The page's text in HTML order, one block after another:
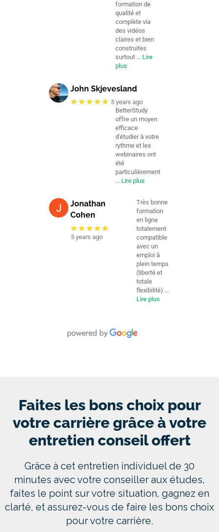
formation de
qualité et
complète via
des vidéos
claires et bien
construites
surtout … Lire
plus
John Skjevesland
★★★★★ 5 years ago
BetterStudy
offre un moyen
efficace
d'étudier à votre
rythme et les
webinaires ont
été
particulièrement
… Lire plus
Jonathan
Cohen
★★★★★
5 years ago
Très bonne
formation
en ligne
totalement
compatible
avec un
emploi à
plein temps
(liberté et
totale
flexibilité) …
Lire plus
Faites les bons choix pour
votre carrière grâce à votre
entretien conseil offert
Grâce à cet entretien individuel de 30
minutes avec votre conseiller aux études,
faites le point sur votre situation, gagnez en
clarté, et assurez-vous de faire les bons choix
pour votre carrière.